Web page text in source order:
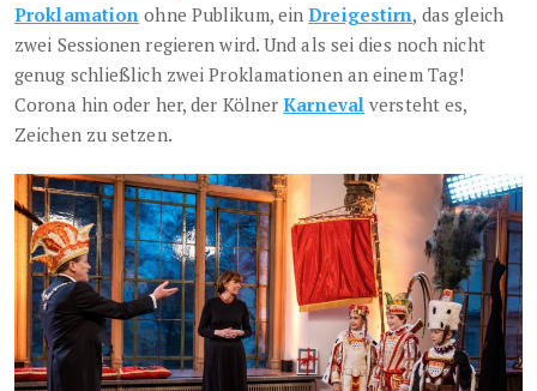
Proklamation ohne Publikum, einDreigestirn, das gleich
zwei Sessionen regieren wird. Und als sei dies noch nicht
genug schließlich zwei Proklamationen an einem Tag!
Corona hin oder her, der KölnerKarneval versteht es,
Zeichen zu setzen.